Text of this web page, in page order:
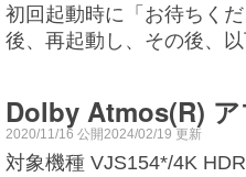
初回起動時に「お待ちく
後、再起動し、その後、
Dolby Atmos(R)
2020/11/16 公開2024/02/19 更新
対象機種 VJS154*/4K